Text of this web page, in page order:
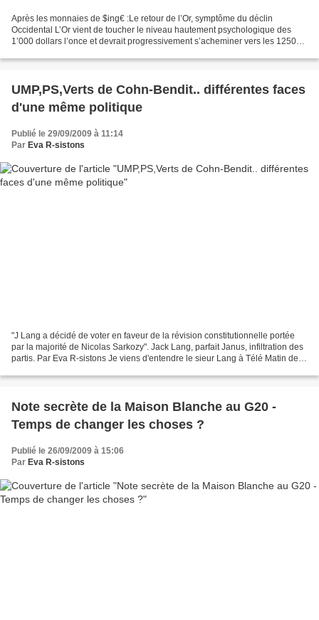
Après les monnaies de $ing€ :Le retour de l’Or, symptôme du déclin
Occidental L’Or vient de toucher le niveau hautement psychologique des
1’000 dollars l’once et devrait progressivement s’acheminer vers les 1250
UMP,PS,Verts de Cohn-Bendit.. différentes faces
d'une même politique
Publié le 29/09/2009 à 11:14
Par Eva R-sistons
"J Lang a décidé de voter en faveur de la révision constitutionnelle portée
par la majorité de Nicolas Sarkozy". Jack Lang, parfait Janus, infiltration des
partis. Par Eva R-sistons Je viens d'entendre le sieur Lang à Télé Matin de
Note secrète de la Maison Blanche au G20 -
Temps de changer les choses ?
Publié le 26/09/2009 à 15:06
Par Eva R-sistons